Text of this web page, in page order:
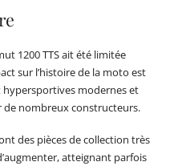
1200 TTS ait été limitée
sur l’histoire de la moto est
hypersportives modernes et
de nombreux constructeurs.
des pièces de collection très
atteignant parfois